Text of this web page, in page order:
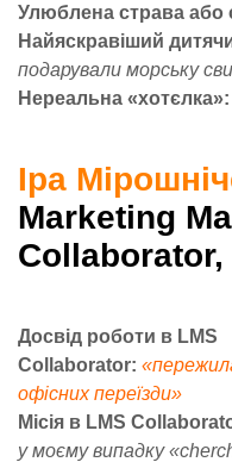
Улюблена страва або
Найяскравіший
подарували морську
Нереальна «хотєлка»:
Іра
Marketing
Collaborator,
Досвід роботи в LMS
Collaborator:
офісних переїзди»
Місія в LMS
у моєму випадку